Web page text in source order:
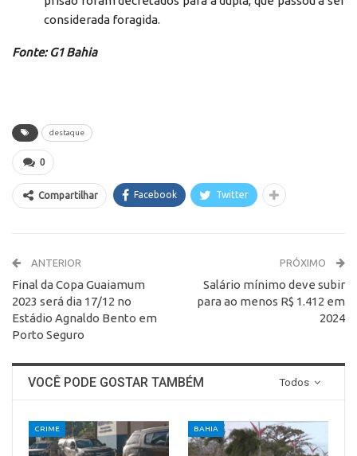
considerada foragida.
Fonte: G1 Bahia
destaque
0
Compartilhar Facebook Twitter
ANTERIOR
Final da Copa Guaiamum
2023 será dia 17/12 no
Estádio Agnaldo Bento em
Porto Seguro
PRÓXIMO
Salário mínimo deve subir
para ao menos R$ 1.412 em
2024
Todos
VOCÊ PODE GOSTAR TAMBÉM
CRIME BAHIA